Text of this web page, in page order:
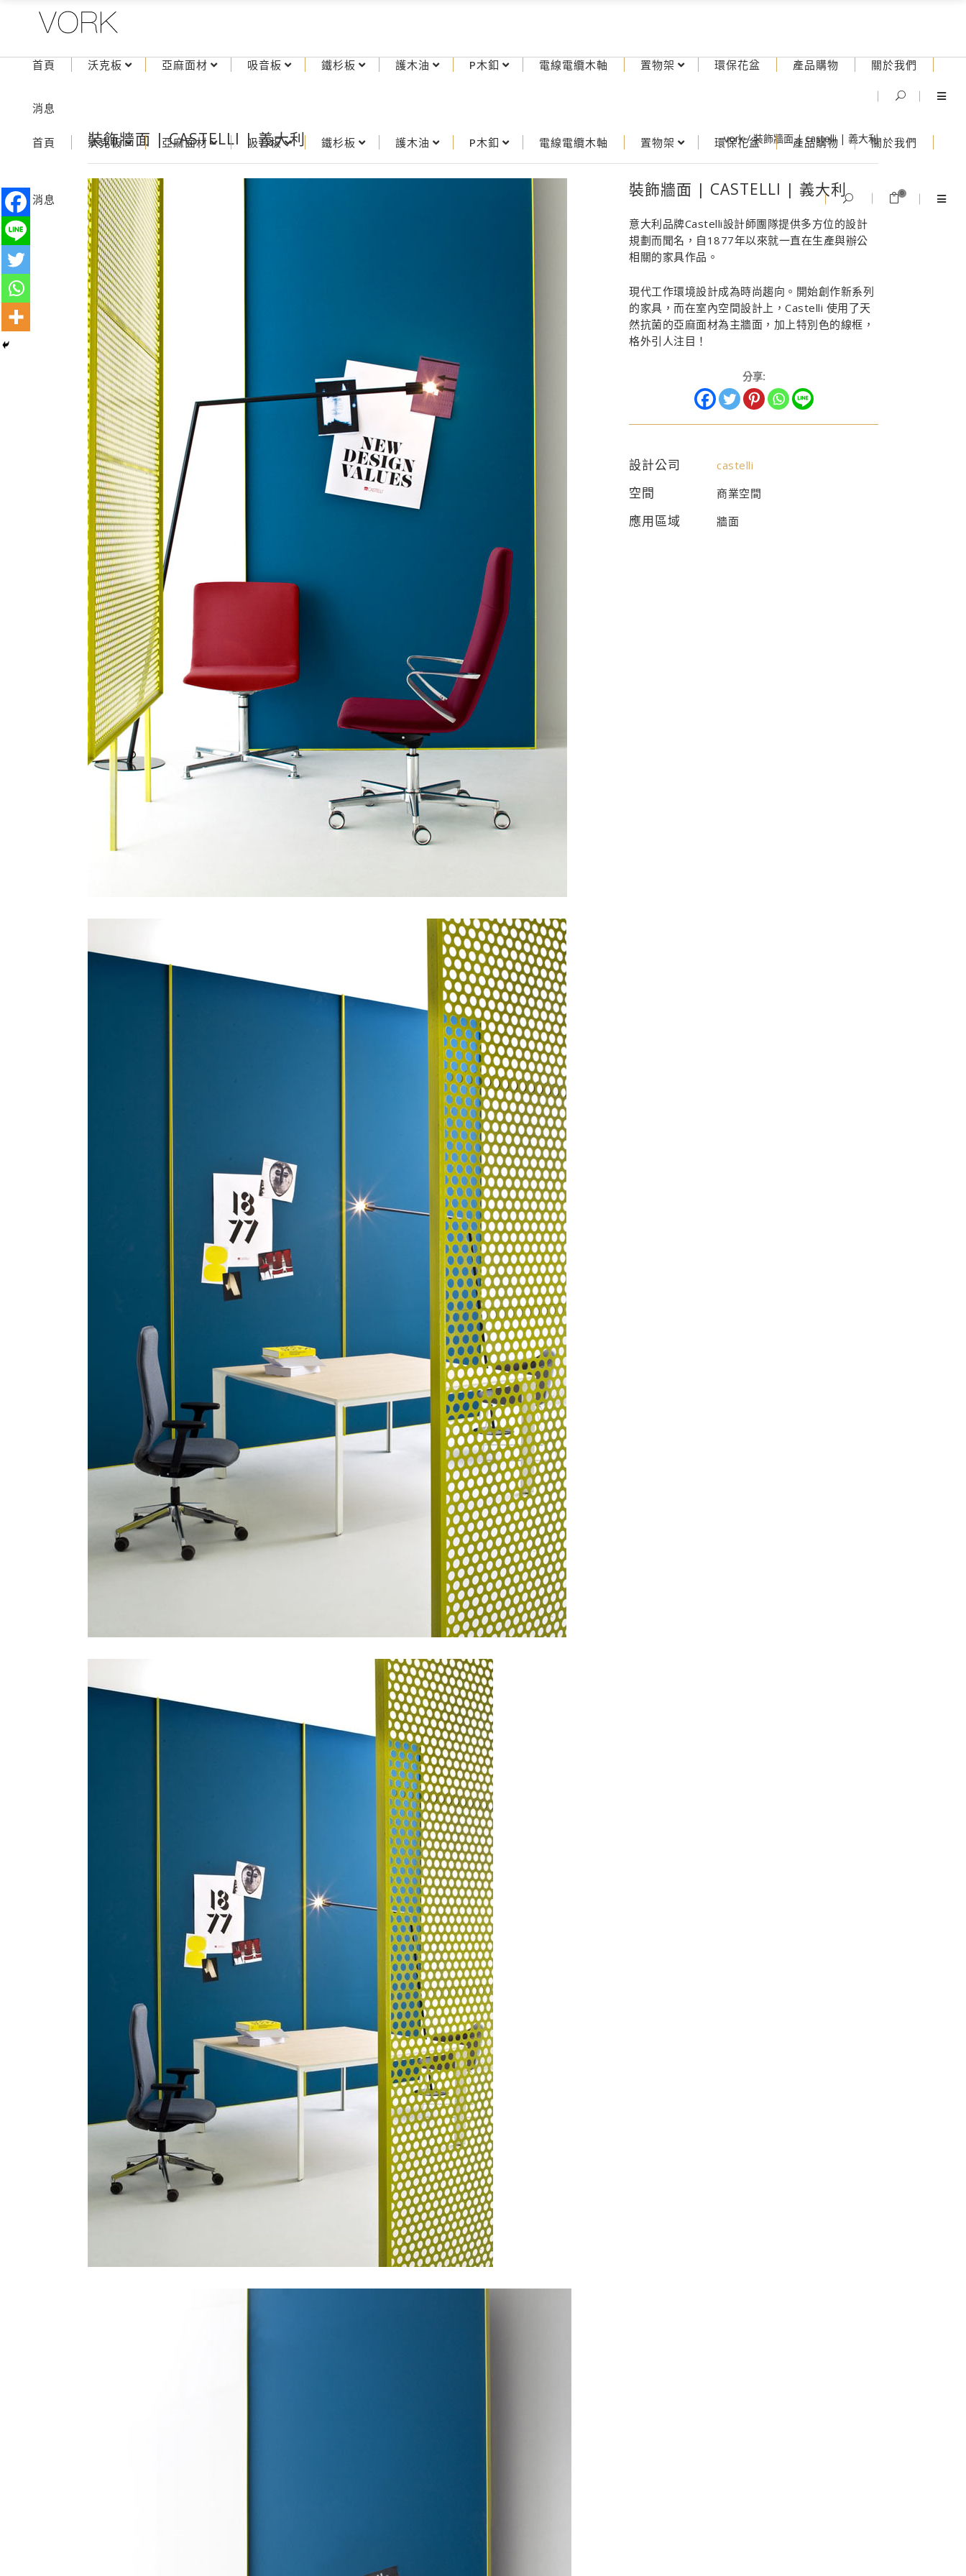
首頁 沃克板 亞麻面材 吸音板 鐵杉板 護木油 P木釦 電線電纜木軸 置物架 環保花盆 產品購物 關於我們
消息 0
首頁 沃克板 亞麻面材 吸音板 鐵杉板 護木油 P木釦 電線電纜木軸 置物架 環保花盆 產品購物 關於我們
消息
裝飾牆面 | CASTELLI | 義大利 vork/裝飾牆面 | castelli | 義大利
裝飾牆面 | CASTELLI | 義大利
意大利品牌Castelli設計師團隊提供多方位的設計
規劃而聞名，自1877年以來就一直在生產與辦公
相關的家具作品。
現代工作環境設計成為時尚趨向。開始創作新系列
的家具，而在室內空間設計上，Castelli 使用了天
然抗菌的亞麻面材為主牆面，加上特別色的線框，
格外引人注目！
分享:
設計公司 castelli
空間 商業空間
應用區域 牆面